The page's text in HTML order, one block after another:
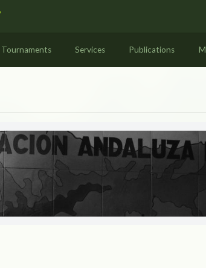
Tournaments Services Publications